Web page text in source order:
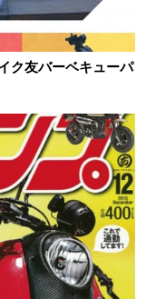
ク友バーベキューパ